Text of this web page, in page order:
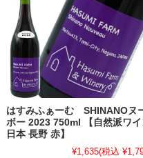
はすみふぁーむ SHINANOヌ
ボー 2023 750ml 【自然派ワ
日本 長野 赤】
¥1,635(税込